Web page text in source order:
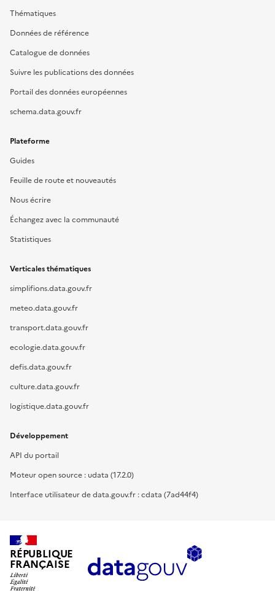
Thématiques
Données de référence
Catalogue de données
Suivre les publications des données
Portail des données européennes
schema.data.gouv.fr
Plateforme
Guides
Feuille de route et nouveautés
Nous écrire
Échangez avec la communauté
Statistiques
Verticales thématiques
simplifions.data.gouv.fr
meteo.data.gouv.fr
transport.data.gouv.fr
ecologie.data.gouv.fr
defis.data.gouv.fr
culture.data.gouv.fr
logistique.data.gouv.fr
Développement
API du portail
Moteur open source : udata (17.2.0)
Interface utilisateur de data.gouv.fr : cdata (7ad44f4)
RÉPUBLIQUE
FRANÇAISE